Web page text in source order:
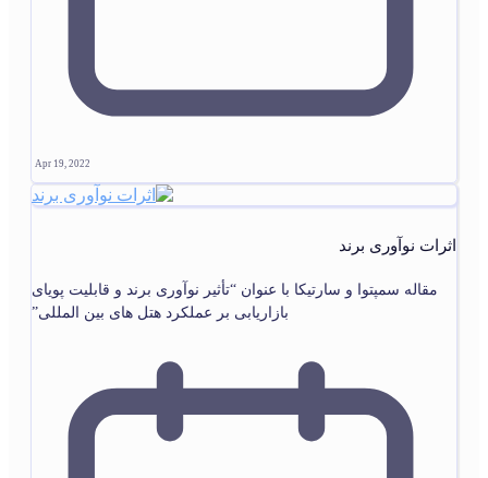
Apr 19, 2022
اثرات نوآوری برند
مقاله سمپتوا و سارتیکا با عنوان “تأثیر نوآوری برند و قابلیت پویای
بازاریابی بر عملکرد هتل های بین المللی”